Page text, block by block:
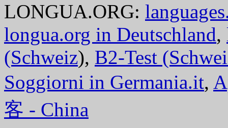
LONGUA.ORG:
longua.org in Deutschland,
(Schweiz), B2-Test
Soggiorni in Germania.it,
客 - China